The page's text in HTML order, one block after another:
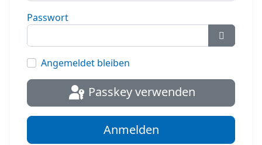
Passwort
Angemeldet bleiben
Passkey verwenden
Anmelden